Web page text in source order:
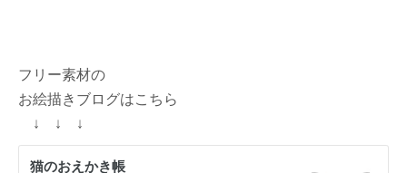
フリー素材の
お絵描きブログはこちら
↓ ↓ ↓